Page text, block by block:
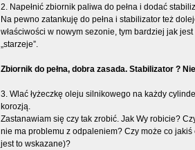
2. Napełnić zbiornik paliwa do pełna i dodać
Na pewno zatankuję do pełna i stabilizator też
właściwości w nowym sezonie, tym bardziej jak
„starzeje”.
Zbiornik do pełna, dobra zasada. Stabilizator ?
3. Wlać łyżeczkę oleju silnikowego na każdy
korozją.
Zastanawiam się czy tak zrobić. Jak Wy robicie?
nie ma problemu z odpaleniem? Czy może co
jest to wskazane)?